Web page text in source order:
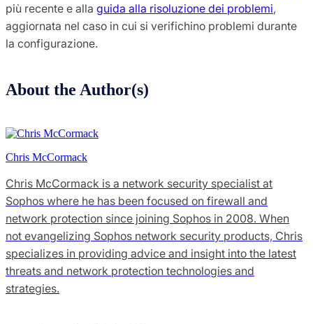
più recente e alla guida alla risoluzione dei problemi,
aggiornata nel caso in cui si verifichino problemi durante
la configurazione.
About the Author(s)
Chris McCormack
Chris McCormack is a network security specialist at
Sophos where he has been focused on firewall and
network protection since joining Sophos in 2008. When
not evangelizing Sophos network security products, Chris
specializes in providing advice and insight into the latest
threats and network protection technologies and
strategies.